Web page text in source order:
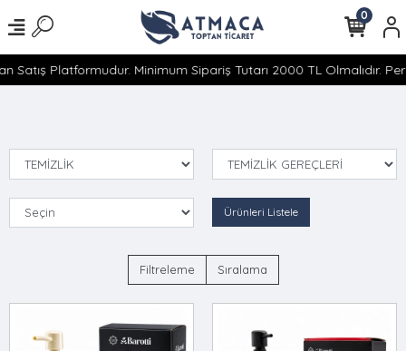
Platformudur. Minimum Sipariş Tutarı 2000 TL Olmalıdır.
0
Ürünleri Listele
Filtreleme Sıralama